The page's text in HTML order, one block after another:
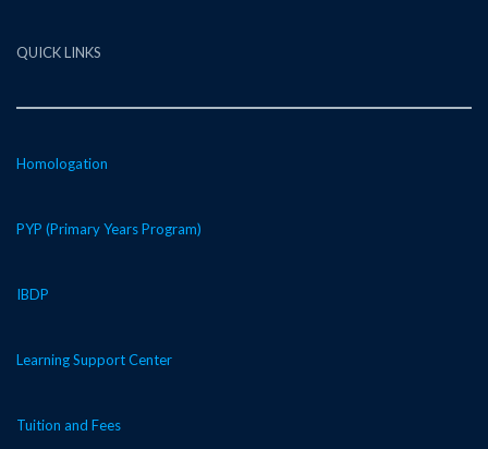
QUICK LINKS
Homologation
PYP (Primary Years Program)
IBDP
Learning Support Center
Tuition and Fees